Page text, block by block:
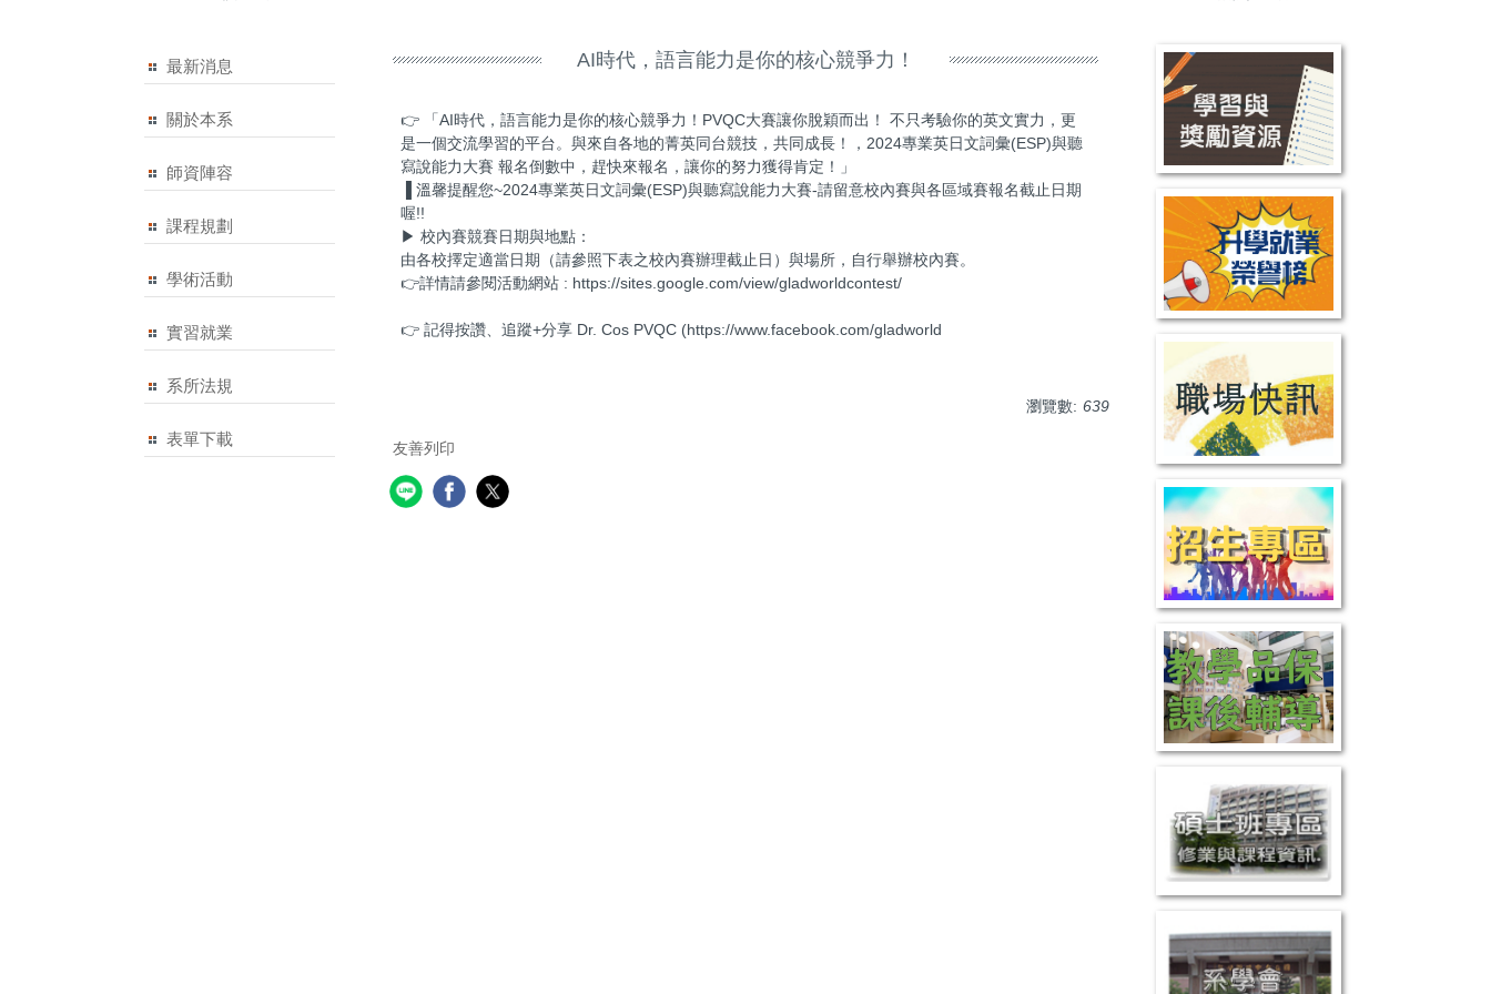
最新消息
關於本系
師資陣容
課程規劃
學術活動
實習就業
系所法規
表單下載
AI時代，語言能力是你的核心競爭力！
👉 「AI時代，語言能力是你的核心競爭力！PVQC大賽讓你脫穎而出！ 不只考驗你的英文實力，更
是一個交流學習的平台。與來自各地的菁英同台競技，共同成長！，2024專業英日文詞彙(ESP)與聽
寫說能力大賽 報名倒數中，趕快來報名，讓你的努力獲得肯定！」
▐ 溫馨提醒您~2024專業英日文詞彙(ESP)與聽寫說能力大賽-請留意校內賽與各區域賽報名截止日期
喔!!
▶ 校內賽競賽日期與地點：
由各校擇定適當日期（請參照下表之校內賽辦理截止日）與場所，自行舉辦校內賽。
👉詳情請參閱活動網站 : https://sites.google.com/view/gladworldcontest/
👉 記得按讚、追蹤+分享 Dr. Cos PVQC (https://www.facebook.com/gladworld
瀏覽數: 639
友善列印